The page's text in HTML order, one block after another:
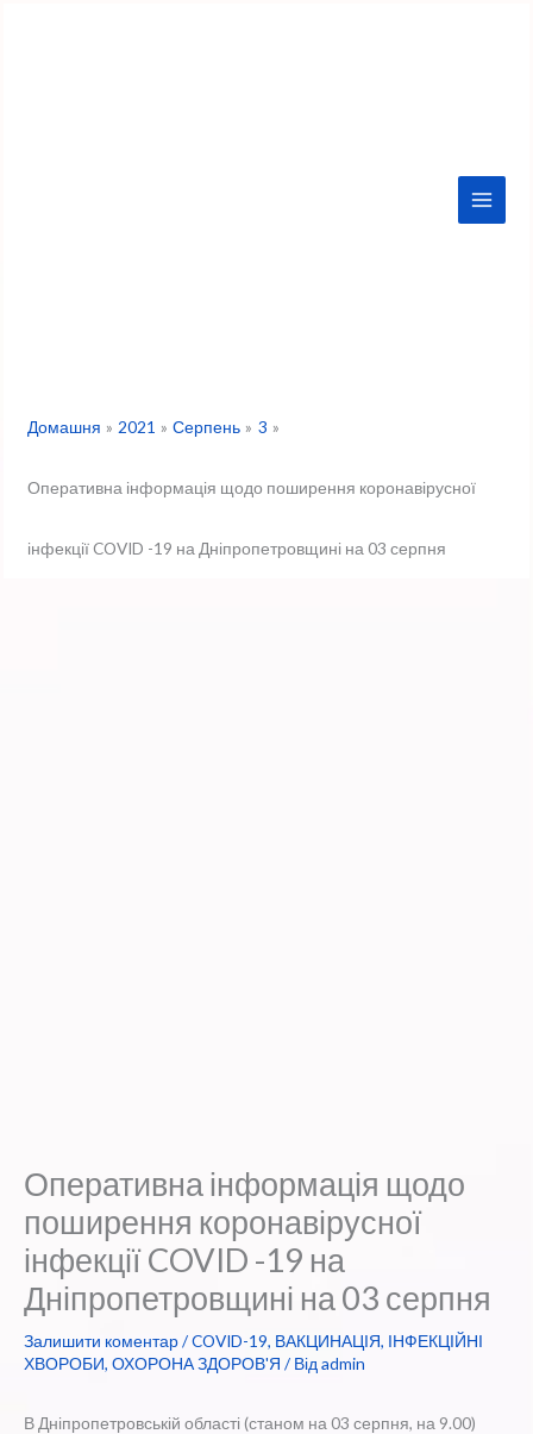
Домашня 2021 Серпень 3
Оперативна інформація щодо поширення коронавірусної
інфекції COVID -19 на Дніпропетровщині на 03 серпня
Оперативна інформація щодо
поширення коронавірусної
інфекції COVID -19 на
Дніпропетровщині на 03 серпня
Залишити коментар/COVID-19, ВАКЦИНАЦІЯ, ІНФЕКЦІЙНІ
ХВОРОБИ, ОХОРОНА ЗДОРОВ'Я / Відadmin
В Дніпропетровській області (станом на 03 серпня, на 9.00)